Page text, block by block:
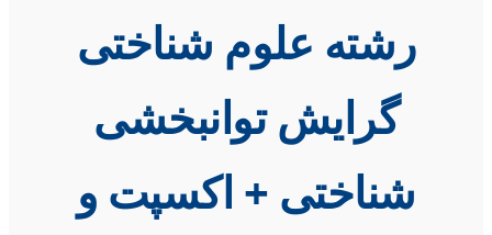
رشته علوم شناختی
گرایش توانبخشی
شناختی + اکسپت و